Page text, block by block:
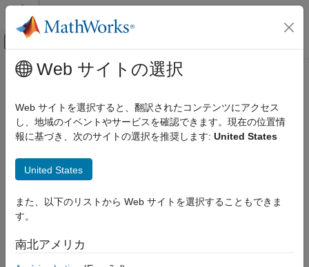
コンテンツへスキップ
オフキャンバス ナビゲーション メ
ドキュメンテーションのホーム
カテゴリ
5G Toolbox
Bluetooth Toolbox
Communications Toolbox
LTE Toolbox
Satellite Communications Toolbox
Wireless HDL Toolbox
メインコンテンツ
Web サイトの選択
Web サイトを選択すると、翻訳されたコンテンツにアクセス
し、地域のイベントやサービスを確認できます。現在の位置情
報に基づき、次のサイトの選択を推奨します: United States
United States
また、以下のリストから Web サイトを選択することもできま
す。
南北アメリカ